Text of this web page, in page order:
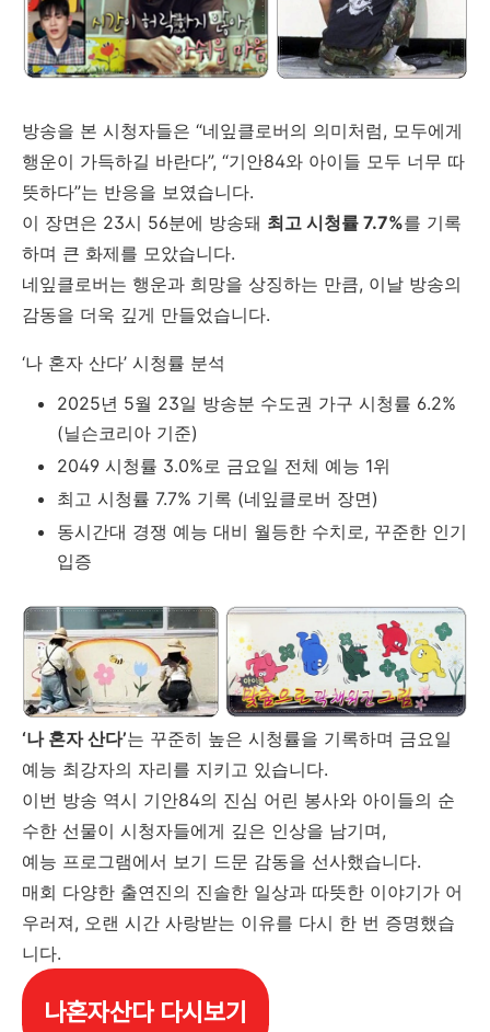
방송을 본 시청자들은 “네잎클로버의 의미처럼, 모두에게
행운이 가득하길 바란다”, “기안84와 아이들 모두 너무 따
뜻하다”는 반응을 보였습니다.
이 장면은 23시 56분에 방송돼 최고 시청률 7.7%를 기록
하며 큰 화제를 모았습니다.
네잎클로버는 행운과 희망을 상징하는 만큼, 이날 방송의
감동을 더욱 깊게 만들었습니다.
‘나 혼자 산다’ 시청률 분석
2025년 5월 23일 방송분 수도권 가구 시청률 6.2%
(닐슨코리아 기준)
2049 시청률 3.0%로 금요일 전체 예능 1위
최고 시청률 7.7% 기록 (네잎클로버 장면)
동시간대 경쟁 예능 대비 월등한 수치로, 꾸준한 인기
입증
‘나 혼자 산다’는 꾸준히 높은 시청률을 기록하며 금요일
예능 최강자의 자리를 지키고 있습니다.
이번 방송 역시 기안84의 진심 어린 봉사와 아이들의 순
수한 선물이 시청자들에게 깊은 인상을 남기며,
예능 프로그램에서 보기 드문 감동을 선사했습니다.
매회 다양한 출연진의 진솔한 일상과 따뜻한 이야기가 어
우러져, 오랜 시간 사랑받는 이유를 다시 한 번 증명했습
니다.
나혼자산다 다시보기